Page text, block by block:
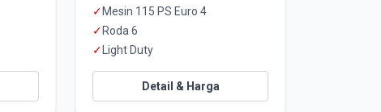
✓ Mesin 115 PS Euro 4
✓ Roda 6
✓ Light Duty
Detail & Harga